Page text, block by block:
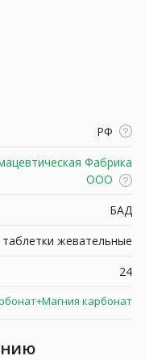
РФ
Фабрика
ООО
БАД
таблетки жевательные
24
карбонат